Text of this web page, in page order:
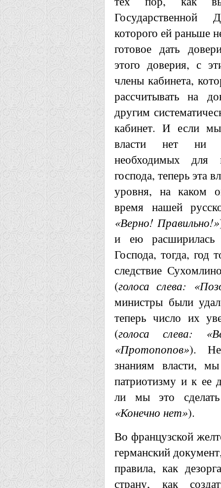
которого ей раньше
готовое дать
этого доверия, с
члены кабинета,
рассчитывать на
другим
кабинет. И если
власти нет ни
необходимых для
господа, теперь эта
уровня, на каком
время нашей
«Верно! Правильно!»
и ею расширилась
Господа, тогда, год
следствие
(голоса слева:
министры были
теперь число их
(голоса слева:
«Протопопов»).
знаниям власти,
патриотизму и к ее
ли мы это
«Конечно нет»).
Во французской
германский
правила, как
страну, как